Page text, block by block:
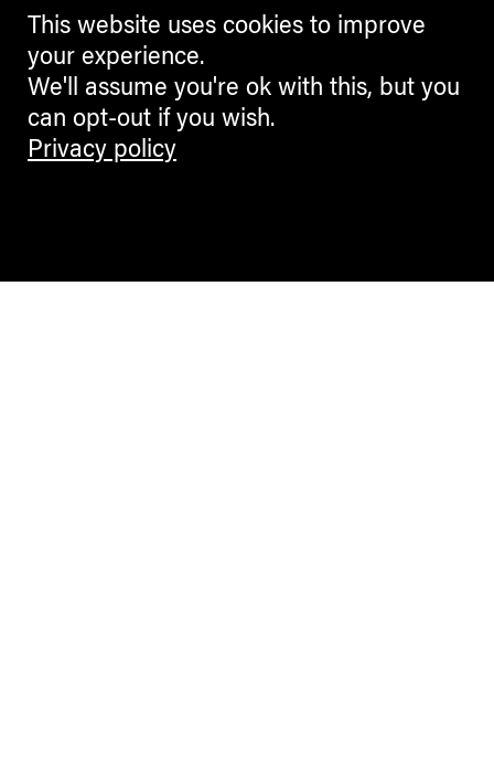
This website uses cookies to improve
your experience.
We'll assume you're ok with this, but you
can opt-out if you wish.
Privacy policy